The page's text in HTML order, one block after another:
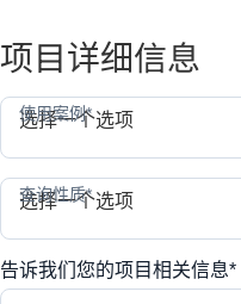
项目详细信息
使用案例*
选择一个选项
查询性质*
选择一个选项
告诉我们您的项目相关信息*